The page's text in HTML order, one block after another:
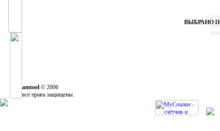
ВЫБРАНО
amtool © 2006
все права защищены.